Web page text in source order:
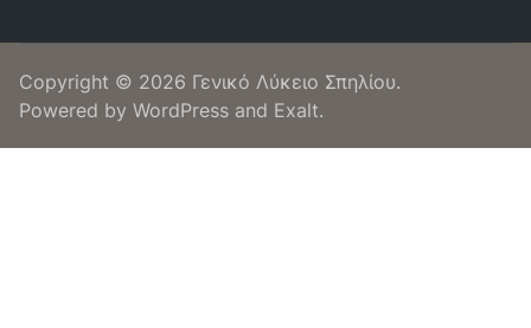
Copyright © 2026 Γενικό Λύκειο Σπηλίου.
Powered byWordPress and Exalt.